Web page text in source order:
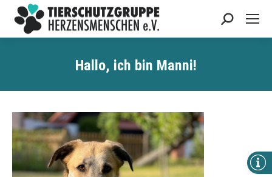
Search:
Hallo, ich bin Manni!